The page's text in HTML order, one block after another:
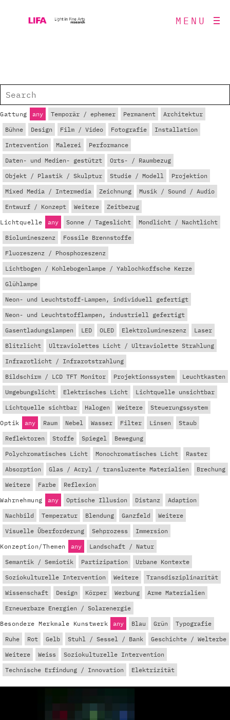
MENU
Gattung any Temporär / ephemer Permanent
Architektur
Bühne
Design Film / Video Fotografie
Installation
Intervention
Malerei
Performance
Daten- und Medien- gestützt
Orts- / Raumbezug
Objekt / Plastik / Skulptur
Studie / Modell
Projektion
Mixed Media / Intermedia
Zeichnung
Musik / Sound / Audio
Entwurf / Konzept
Weitere
Zeitbezug
Lichtquelle
any Sonne / Tageslicht
Mondlicht / Nachtlicht
Biolumineszenz
Fossile Brennstoffe
Fluoreszenz / Phosphoreszenz
Lichtbogen / Kohlebogenlampe / Yablochkoffsche Kerze
Glühlampe
Neon- und Leuchtstoff-Lampen, individuell gefertigt
Neon- und Leuchtstofflampen, industriell gefertigt
Gasentladungslampen
LED OLED Elektrolumineszenz
Laser
Blitzlicht
Ultraviolettes Licht / Ultraviolette Strahlung
Infrarotlicht / Infrarotstrahlung
Bildschirm / LCD TFT Monitor
Projektionssystem
Leuchtkasten
Umgebungslicht
Elektrisches Licht
Lichtquelle unsichtbar
Lichtquelle sichtbar
Halogen Weitere
Steuerungssystem
Optik
any Raum Nebel Wasser Filter Linsen
Staub
Reflektoren
Stoffe Spiegel
Bewegung
Polychromatisches Licht
Monochromatisches Licht
Raster
Absorption
Glas / Acryl / transluzente Materialien
Brechung
Weitere
Farbe
Reflexion
Wahrnehmung
any Optische Illusion Distanz
Adaption
Nachbild
Temperatur Blendung Ganzfeld
Weitere
Visuelle Überforderung
Sehprozess
Immersion
Konzeption/Themen
any
Landschaft / Natur
Semantik / Semiotik
Partizipation
Urbane Kontexte
Soziokulturelle Intervention
Weitere
Transdisziplinarität
Wissenschaft
Design Körper Werbung
Arme Materialien
Erneuerbare Energien / Solarenergie
Besondere Merkmale Kunstwerk
any Blau Grün
Typografie
Ruhe
Rot Gelb Stuhl / Sessel / Bank
Geschichte / Welterbe
Weitere
Weiss
Soziokulturelle Intervention
Technische Erfindung / Innovation
Elektrizität